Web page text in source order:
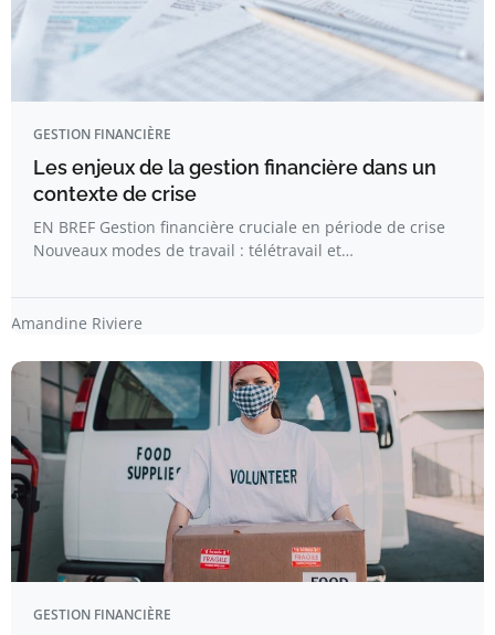
GESTION FINANCIÈRE
Les enjeux de la gestion financière dans un
contexte de crise
EN BREF Gestion financière cruciale en période de crise
Nouveaux modes de travail : télétravail et…
Amandine Riviere
GESTION FINANCIÈRE